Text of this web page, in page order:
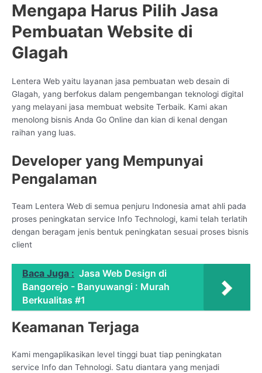
Mengapa Harus Pilih Jasa
Pembuatan Website di
Glagah
Lentera Web yaitu layanan jasa pembuatan web desain di
Glagah, yang berfokus dalam pengembangan teknologi digital
yang melayani jasa membuat website Terbaik. Kami akan
menolong bisnis Anda Go Online dan kian di kenal dengan
raihan yang luas.
Developer yang Mempunyai
Pengalaman
Team Lentera Web di semua penjuru Indonesia amat ahli pada
proses peningkatan service Info Technologi, kami telah terlatih
dengan beragam jenis bentuk peningkatan sesuai proses bisnis
client
Baca Juga : Jasa Web Design di
Bangorejo - Banyuwangi : Murah
Berkualitas #1
Keamanan Terjaga
Kami mengaplikasikan level tinggi buat tiap peningkatan
service Info dan Tehnologi. Satu diantara yang menjadi